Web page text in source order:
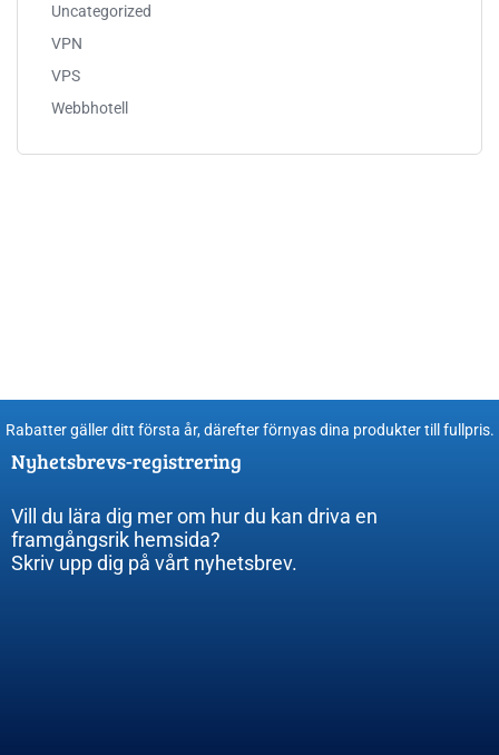
Uncategorized
VPN
VPS
Webbhotell
Rabatter gäller ditt första år, därefter förnyas dina produkter till fullpris​.
Nyhetsbrevs-registrering
Vill du lära dig mer om hur du kan driva en
framgångsrik hemsida?
Skriv upp dig på vårt nyhetsbrev.